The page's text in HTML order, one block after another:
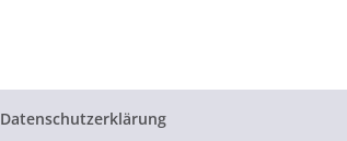
Datenschutzerklärung